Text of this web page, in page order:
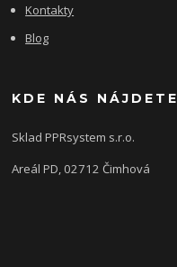
Kontakty
Blog
KDE NÁS NÁJDETE
Sklad PPRsystem s.r.o.
Areál PD, 02712 Čimhová